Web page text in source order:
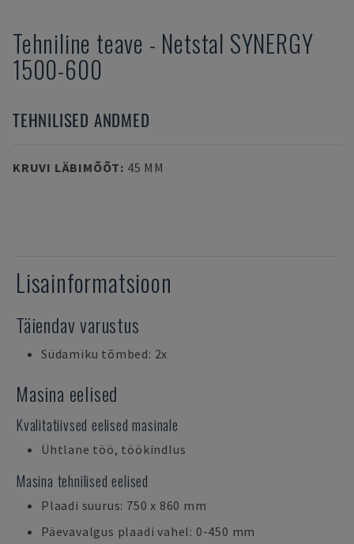
Tehniline teave - Netstal SYNERGY
1500-600
TEHNILISED ANDMED
KRUVI LÄBIMÕÕT: 45 MM
Lisainformatsioon
Täiendav varustus
Südamiku tõmbed: 2x
Masina eelised
Kvalitatiivsed eelised masinale
Ühtlane töö, töökindlus
Masina tehnilised eelised
Plaadi suurus: 750 x 860 mm
Päevavalgus plaadi vahel: 0-450 mm